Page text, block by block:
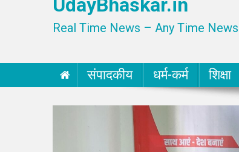
UdayBhaskar.in
Real Time News – Any Time News
संपादकीय धर्म-कर्म शिक्षा